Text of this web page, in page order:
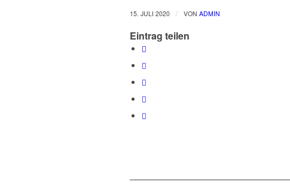
15. JULI 2020 / VON ADMIN
Eintrag teilen